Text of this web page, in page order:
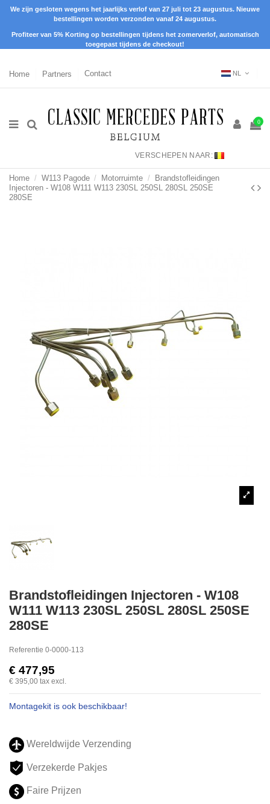
We zijn gesloten wegens het jaarlijks verlof van 27 juli tot 23 augustus. Nieuwe
bestellingen worden verzonden vanaf 24 augustus.
Profiteer van 5% Korting op bestellingen tijdens het zomerverlof, automatisch
toegepast tijdens de checkout!
Home Partners Contact NL
0
VERSCHEPEN NAAR:
Home W113 Pagode Motorruimte
Brandstofleidingen
Injectoren - W108 W111 W113 230SL 250SL 280SL 250SE
280SE
Brandstofleidingen Injectoren - W108
W111 W113 230SL 250SL 280SL 250SE
280SE
Referentie 0-0000-113
€ 477,95
€ 395,00 tax excl.
Montagekit is ook beschikbaar!
Wereldwijde Verzending
Verzekerde Pakjes
Faire Prijzen